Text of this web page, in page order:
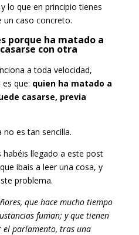
lo que en principio tienes
un caso concreto.
porque ha matado a
con otra
a toda velocidad,
que: quien ha matado a
casarse, previa
no es tan sencilla.
habéis llegado a este post
ibais a leer una cosa, y
problema.
que hace mucho tiempo
fuman; y que tienen
parlamento, tras una